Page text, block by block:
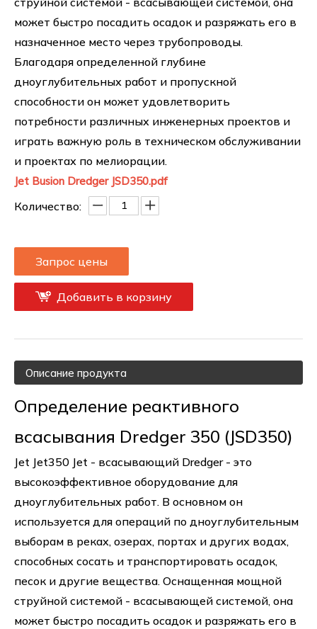
может быстро посадить осадок и разряжать его в
назначенное место через трубопроводы.
Благодаря определенной глубине
дноуглубительных работ и пропускной
способности он может удовлетворить
потребности различных инженерных проектов и
играть важную роль в техническом обслуживании
и проектах по мелиорации.
Jet Busion Dredger JSD350.pdf
Количество:
Запрос цены
Добавить в корзину
Описание продукта
Определение реактивного
всасывания Dredger 350 (JSD350)
Jet Jet350 Jet - всасывающий Dredger - это
высокоэффективное оборудование для
дноуглубительных работ. В основном он
используется для операций по дноуглубительным
выборам в реках, озерах, портах и других водах,
способных сосать и транспортировать осадок,
песок и другие вещества. Оснащенная мощной
струйной системой - всасывающей системой, она
может быстро посадить осадок и разряжать его в